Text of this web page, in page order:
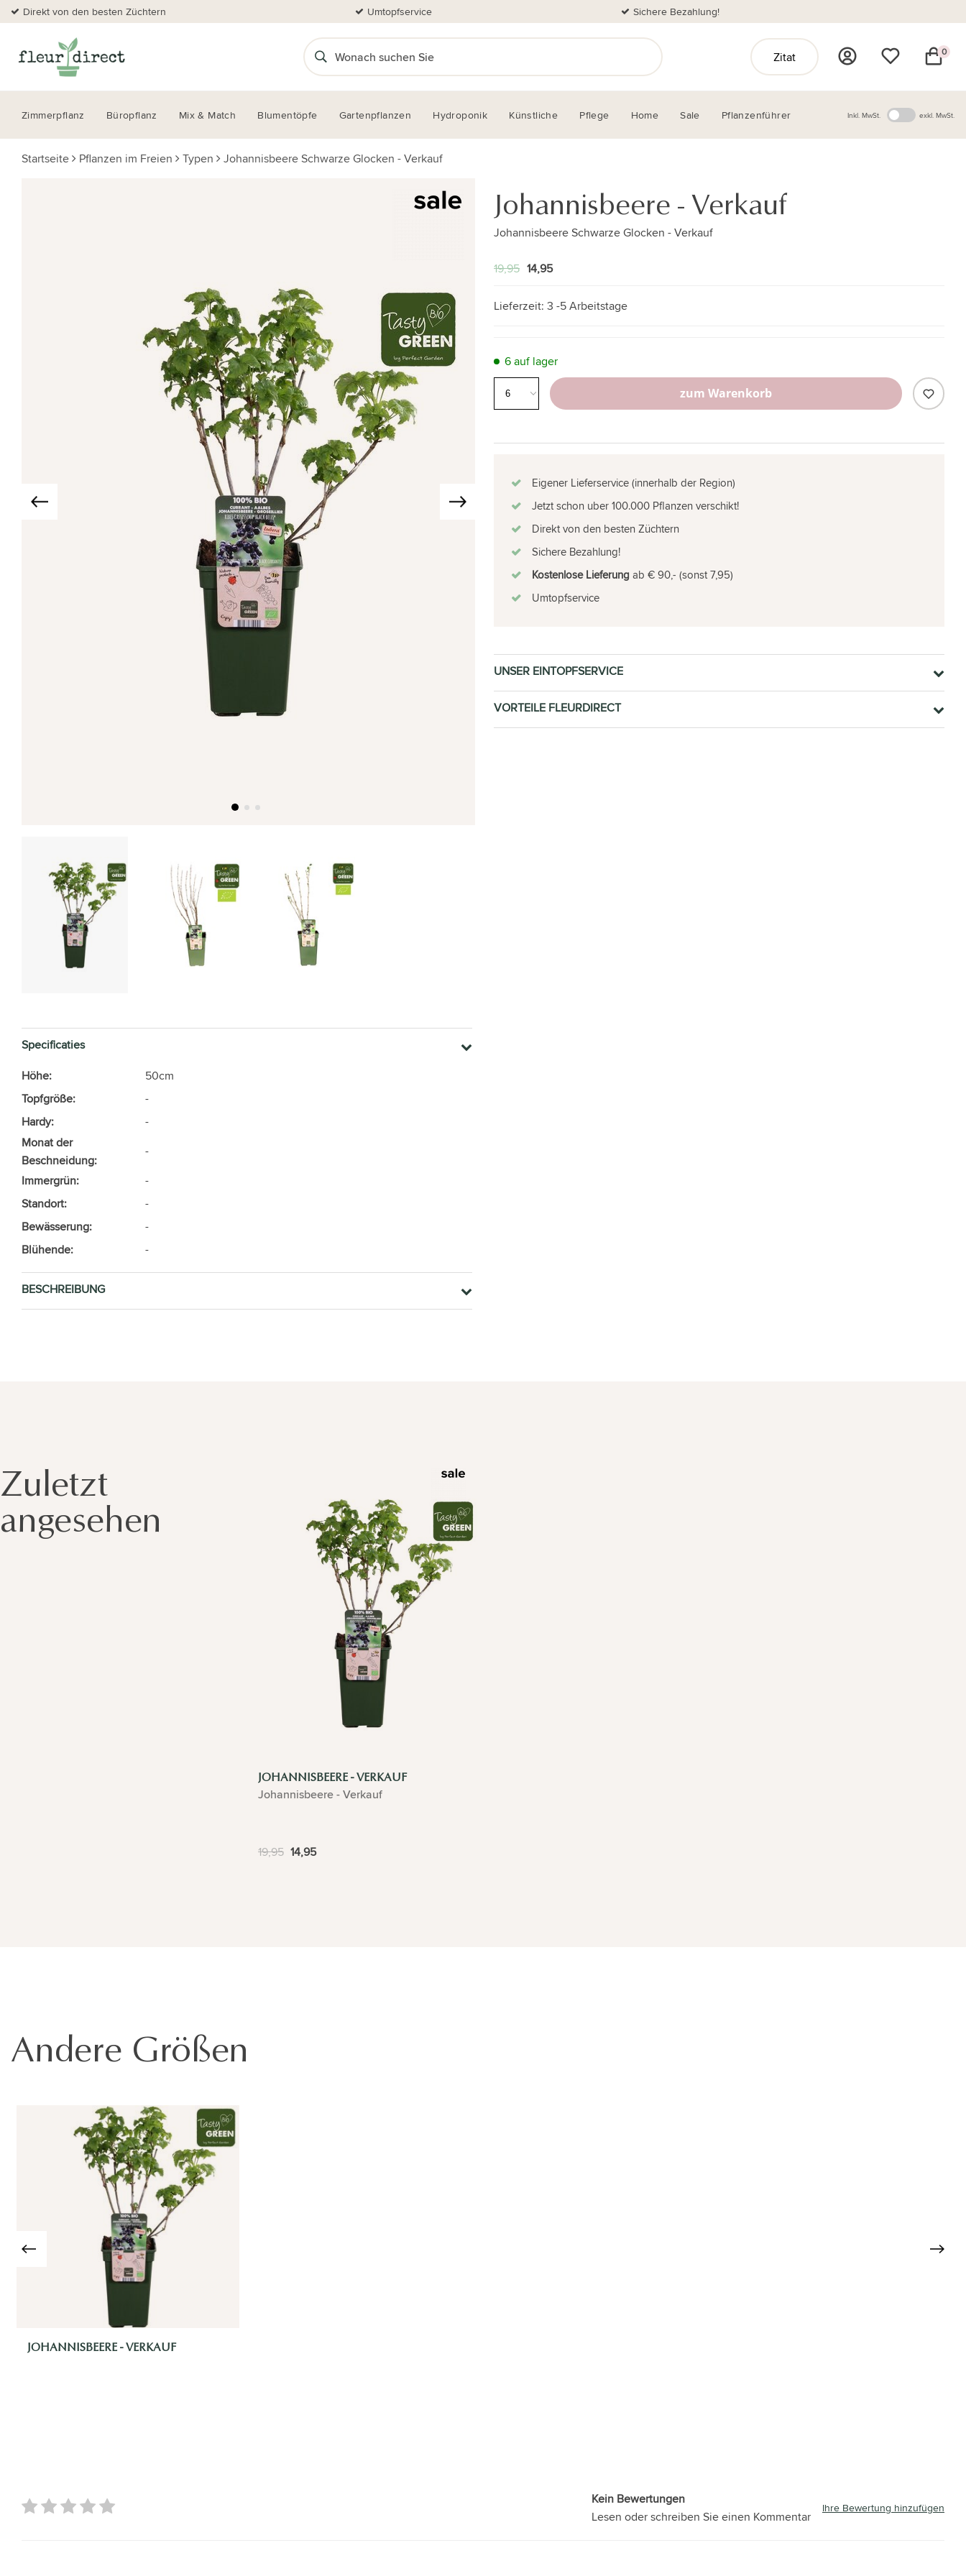
Direkt von den besten Züchtern Umtopfservice Sichere Bezahlung!
Zitat 0
Zimmerpflanz Büropflanz Mix & Match Blumentöpfe Gartenpflanzen Hydroponik Künstliche Pflege Home Sale Pflanzenführer Inkl. MwSt. exkl. MwSt.
Startseite Pflanzen im Freien Typen Johannisbeere Schwarze Glocken - Verkauf
Specificaties
Höhe:
50cm
Topfgröße:
-
Hardy:
-
Monat der
Beschneidung:
-
Immergrün:
-
Standort:
-
Bewässerung:
-
Blühende:
-
BESCHREIBUNG
Johannisbeere - Verkauf
Johannisbeere Schwarze Glocken - Verkauf
19,95 14,95
Lieferzeit: 3 -5 Arbeitstage
6 auf lager
zum Warenkorb
Eigener Lieferservice (innerhalb der Region)
Jetzt schon uber 100.000 Pflanzen verschikt!
Direkt von den besten Züchtern
Sichere Bezahlung!
Kostenlose Lieferung ab € 90,- (sonst 7,95)
Umtopfservice
UNSER EINTOPFSERVICE
VORTEILE FLEURDIRECT
Zuletzt
angesehen
JOHANNISBEERE - VERKAUF
Johannisbeere - Verkauf
19,95 14,95
Andere Größen
JOHANNISBEERE - VERKAUF
Kein Bewertungen
Lesen oder schreiben Sie einen Kommentar
Ihre Bewertung hinzufügen